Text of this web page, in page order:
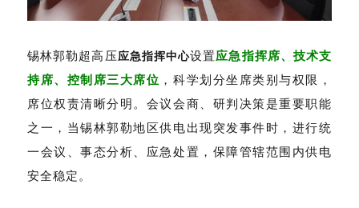
锡林郭勒超高压应急指挥中心设置应急指挥席、技术支
持席、控制席三大席位 ，科学划分坐席类别与权限，
席位权责清晰分明。会议会商、研判决策是重要职能
之一，当锡林郭勒地区供电出现突发事件时，进行统
一会议、事态分析、应急处置，保障管辖范围内供电
安全稳定。